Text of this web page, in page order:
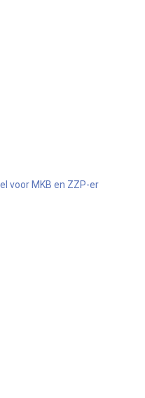
voor MKB en ZZP-er